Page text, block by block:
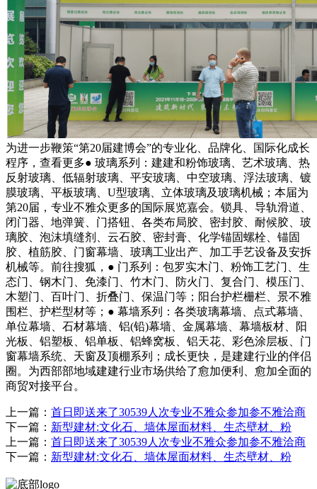
为进一步鞭策“第20届建博会”的专业化、品牌化、国际化成长
程序，查看更多● 玻璃系列：建建和粉饰玻璃、艺术玻璃、热
反射玻璃、低辐射玻璃、平安玻璃、中空玻璃、浮法玻璃、镀
膜玻璃、平板玻璃、U型玻璃、立体玻璃及玻璃机械；本届为
第20届，专业不雅众更多的国际展览嘉会。锁具、导轨滑道、
闭门器、地弹簧、门搭钮、各类布局胶、密封胶、耐候胶、玻
璃胶、泡沫填缝剂、云石胶、密封膏、化学锚固螺栓、锚固
胶、植筋胶、门窗幕墙、玻璃工业出产、加工手艺设备及安拆
机械等。前往搜狐，● 门系列：包罗实木门、粉饰工艺门、生
态门、钢木门、免漆门、竹木门、防火门、复合门、模压门、
木塑门、百叶门、折叠门、保温门等；阳台护栏栅栏、景不雅
围栏、护栏型材等；● 幕墙系列：各类玻璃幕墙、点式幕墙、
单位幕墙、石材幕墙、铝(铅)幕墙、金属幕墙、幕墙板材、阳
光板、铝塑板、铝单板、铝蜂窝板、铝天花、彩色涂层板、门
窗幕墙系统、天窗及顶棚系列；成长更快，是建建行业的伴侣
圈。为西部部地域建建行业市场供给了愈加便利、愈加全面的
商贸对接平台。
上一篇： 首日即送来了30539人次专业不雅众参加参不雅洽商
下一篇： 新型建材:文化石、墙体屋面材料、生态壁材、粉
上一篇： 首日即送来了30539人次专业不雅众参加参不雅洽商
下一篇： 新型建材:文化石、墙体屋面材料、生态壁材、粉